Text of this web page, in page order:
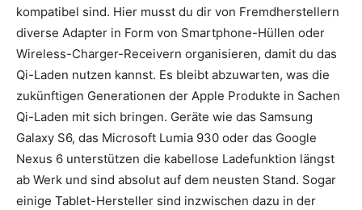
kompatibel sind. Hier musst du dir von Fremdherstellern
diverse Adapter in Form von Smartphone-Hüllen oder
Wireless-Charger-Receivern organisieren, damit du das
Qi-Laden nutzen kannst. Es bleibt abzuwarten, was die
zukünftigen Generationen der Apple Produkte in Sachen
Qi-Laden mit sich bringen. Geräte wie das Samsung
Galaxy S6, das Microsoft Lumia 930 oder das Google
Nexus 6 unterstützen die kabellose Ladefunktion längst
ab Werk und sind absolut auf dem neusten Stand. Sogar
einige Tablet-Hersteller sind inzwischen dazu in der